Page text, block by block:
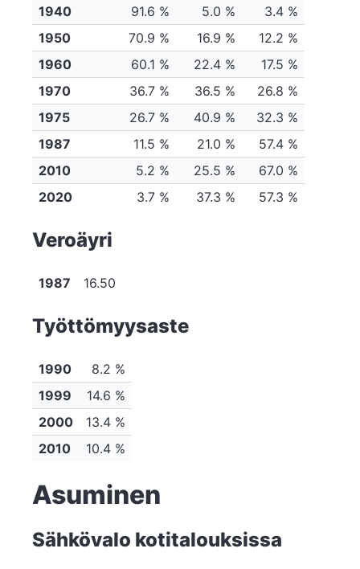
1940 91.6 % 5.0 %
3.4 %
1950
70.9 % 16.9 %
12.2 %
1960
60.1 % 22.4 %
17.5 %
1970
36.7 % 36.5 %
26.8 %
1975
26.7 % 40.9 %
32.3 %
1987
11.5 % 21.0 %
57.4 %
2010
5.2 % 25.5 %
67.0 %
2020
3.7 % 37.3 % 57.3 %
Veroäyri
1987 16.50
Työttömyysaste
1990
8.2 %
1999
14.6 %
2000
13.4 %
2010
10.4 %
Asuminen
Sähkövalo kotitalouksissa